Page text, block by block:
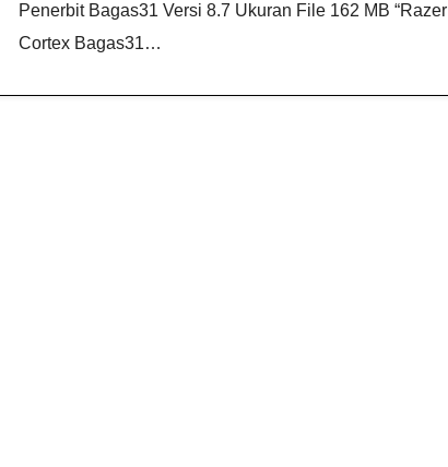
Penerbit Bagas31 Versi 8.7 Ukuran File 162 MB “Razer
Cortex Bagas31​…